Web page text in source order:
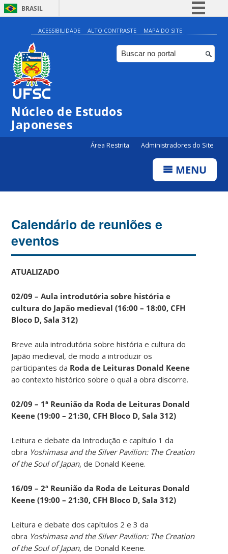
BRASIL
Simplifique!
Comunica BR
Participe
ACESSIBILIDADE ALTO CONTRASTE MAPA DO SITE
Núcleo de Estudos
Japoneses
Área Restrita Administradores do Site
MENU
Calendário de reuniões e
eventos
ATUALIZADO
02/09 – Aula introdutória sobre história e
cultura do Japão medieval (16:00 – 18:00, CFH
Bloco D, Sala 312)
Breve aula introdutória sobre história e cultura do
Japão medieval, de modo a introduzir os
participantes da Roda de Leituras Donald Keene
ao contexto histórico sobre o qual a obra discorre.
02/09 – 1ª Reunião da Roda de Leituras Donald
Keene (19:00 – 21:30, CFH Bloco D, Sala 312)
Leitura e debate da Introdução e capítulo 1 da
obra Yoshimasa and the Silver Pavilion: The Creation
of the Soul of Japan, de Donald Keene.
16/09 – 2ª Reunião da Roda de Leituras Donald
Keene (19:00 – 21:30, CFH Bloco D, Sala 312)
Leitura e debate dos capítulos 2 e 3 da
obra Yoshimasa and the Silver Pavilion: The Creation
of the Soul of Japan, de Donald Keene.